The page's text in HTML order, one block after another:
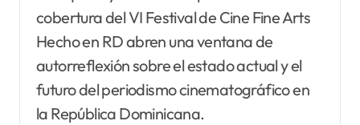
cobertura del VI Festival de Cine Fine Arts
Hecho en RD abren una ventana de
autorreflexión sobre el estado actual y el
futuro del periodismo cinematográfico en
la República Dominicana.